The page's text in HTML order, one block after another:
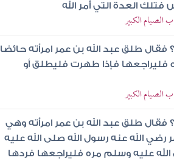
العدة التي أمر الله
الكبير
طلق عبد الله بن عمر امرأته حائضا
فليراجعها فإذا طهرت فليطلق أو
الكبير
طلق عبد الله بن عمر امرأته وهي
الله عنه رسول الله صلى الله عليه
عليه وسلم مره فليراجعها فردها